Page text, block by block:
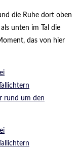
die Ruhe dort oben
unten im Tal die
das von hier
rund um den